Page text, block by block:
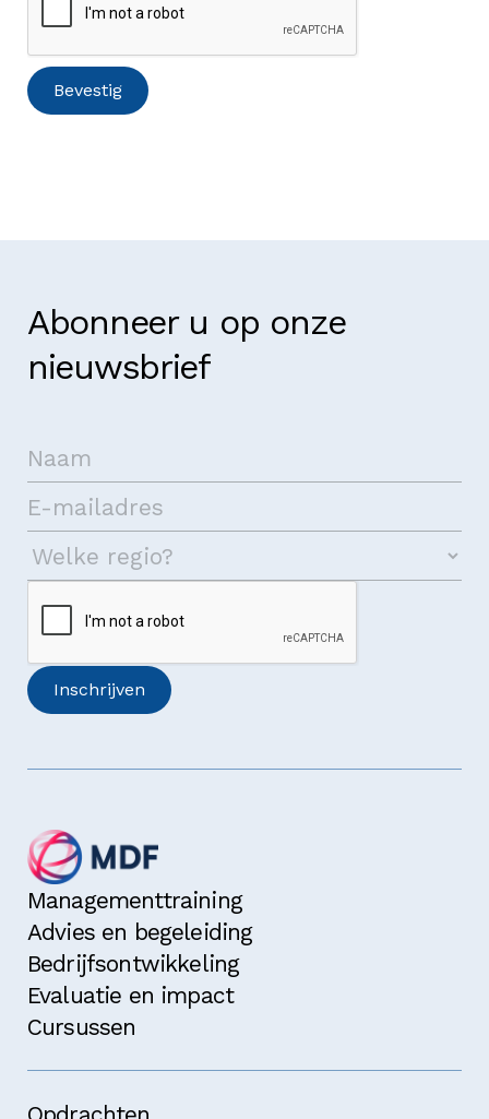
Abonneer u op onze
nieuwsbrief
Managementtraining
Advies en begeleiding
Bedrijfsontwikkeling
Evaluatie en impact
Cursussen